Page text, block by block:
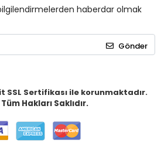
haberdar olmak
Gönder
SSL Sertifikası ile korunmaktadır.
Tüm Hakları Saklıdır.